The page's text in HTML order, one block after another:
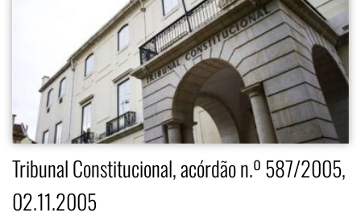
Tribunal Constitucional, acórdão n.º 587/2005,
02.11.2005